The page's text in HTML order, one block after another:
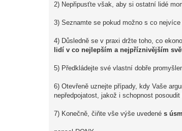
2) Nepřipusťte však, aby si ostatní lidé
3) Seznamte se pokud možno s co
4) Důsledně se v praxi držte toho, co
lidí v co nejlepším a nejpříznivějším
5) Předkládejte své vlastní dobře
6) Otevřeně uznejte případy, kdy Vaše
nepředpojatost, jakož i schopnost
7) Konečně, čiňte vše výše uvedené s